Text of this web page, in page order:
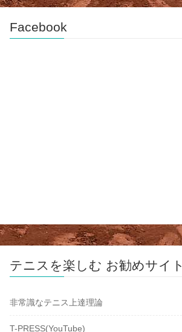
Facebook
テニスを楽しむ お勧めサイト
非常識なテニス上達理論
T-PRESS(YouTube)